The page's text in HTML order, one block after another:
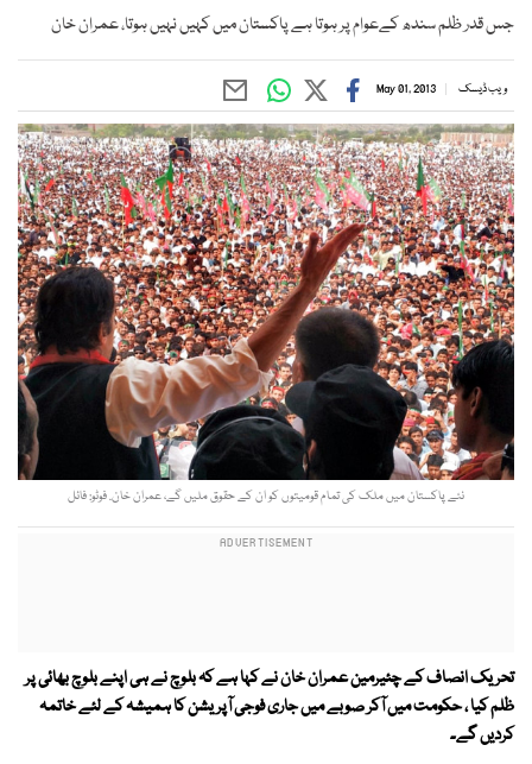
جس قدر ظلم سندھ کےعوام پر ہوتا ہے پاکستان میں کہیں نہیں ہوتا، عمران خان
ویب ڈیسک May 01, 2013
نئے پاکستان میں ملک کی تمام قومیتوں کو ان کے حقوق ملیں گے، عمران خان. فوٹو: فائل
تحریک انصاف کے چئیرمین عمران خان نے کہا ہے کہ بلوچ نے ہی اپنے بلوچ بھائی پر
ظلم کیا ، حکومت میں آکر صوبے میں جاری فوجی آپریشن کا ہمیشہ کے لئے خاتمہ
کردیں گے۔